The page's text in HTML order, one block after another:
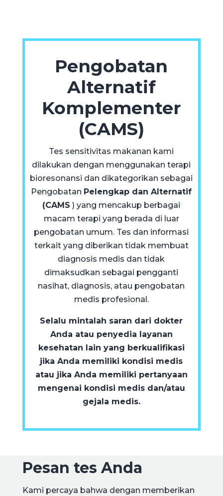
Pengobatan
Alternatif
Komplementer
(CAMS)
Tes sensitivitas makanan kami
dilakukan dengan menggunakan terapi
bioresonansi dan dikategorikan sebagai
Pengobatan Pelengkap dan Alternatif
(CAMS ) yang mencakup berbagai
macam terapi yang berada di luar
pengobatan umum. Tes dan informasi
terkait yang diberikan tidak membuat
diagnosis medis dan tidak
dimaksudkan sebagai pengganti
nasihat, diagnosis, atau pengobatan
medis profesional.
Selalu mintalah saran dari dokter
Anda atau penyedia layanan
kesehatan lain yang berkualifikasi
jika Anda memiliki kondisi medis
atau jika Anda memiliki pertanyaan
mengenai kondisi medis dan/atau
gejala medis.
Pesan tes Anda
Kami percaya bahwa dengan memberikan